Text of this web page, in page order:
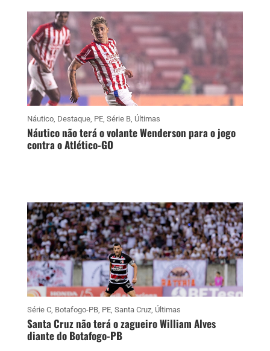
Náutico, Destaque, PE, Série B, Últimas
Náutico não terá o volante Wenderson para o jogo
contra o Atlético-GO
Série C, Botafogo-PB, PE, Santa Cruz, Últimas
Santa Cruz não terá o zagueiro William Alves
diante do Botafogo-PB